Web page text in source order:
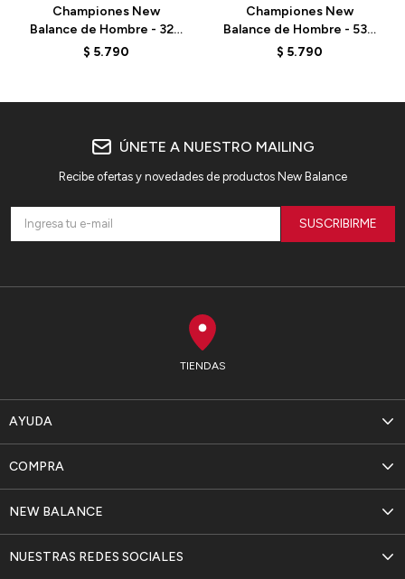
Championes New
Balance de Hombre - 327
- MS327CBW - BLACK
$ 5.790
Championes New
Balance de Hombre - 530
- MR530EMA - ELD
$ 5.790
TIENDAS
AYUDA
NEW BALANCE
COMPRA
NUESTRAS REDES SOCIALES
ÚNETE A NUESTRO MAILING
Recibe ofertas y novedades de productos New Balance
SUSCRIBIRME